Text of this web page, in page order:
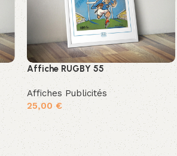
Affiche RUGBY 55
Affiches Publicités
25,00€
Ajouter au panier